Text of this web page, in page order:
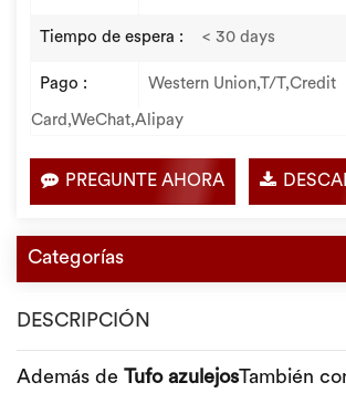
Tiempo de espera : < 30 days
Pago : Western Union,T/T,Credit
Card,WeChat,Alipay
PREGUNTE AHORA
Categorías
DESCRIPCIÓN
Además de TufoazulejosTambién